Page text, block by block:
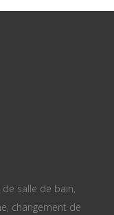
salle de bain,
changement de